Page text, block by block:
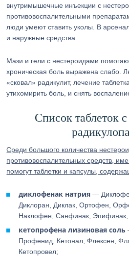
внутримышечные инъекции с
противовоспалительными
люди умеют ставить уколы. В
и наружные средства.
Мази и гели с нестероидами
хроническая боль выражена слабо.
«сковал» радикулит, лечение
утихомирить боль, и снять
Список таблеток
Среди большого количества
противовоспалительных средств,
помогут таблетки и капсулы,
диклофенак натрия —
Диклоран, Диклак, Ортофен,
Наклофен, Санфинак, Эпифинак,
кетопрофена лизиновая соль
Профенид, Кетонал, Флексен,
Кетопровел;